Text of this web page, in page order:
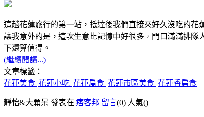
這趟花蓮旅行的第一站，抵達後我們直接來好久沒吃的花
讓我意外的是，這次生意比記憶中好很多，門口滿滿排
下還算值得。
(繼續閱讀...)
文章標籤：
花蓮美食 花蓮小吃 花蓮扁食 花蓮市區美食 花蓮香扁食
靜怡&大顆呆 發表在 痞客邦 留言(0) 人氣()